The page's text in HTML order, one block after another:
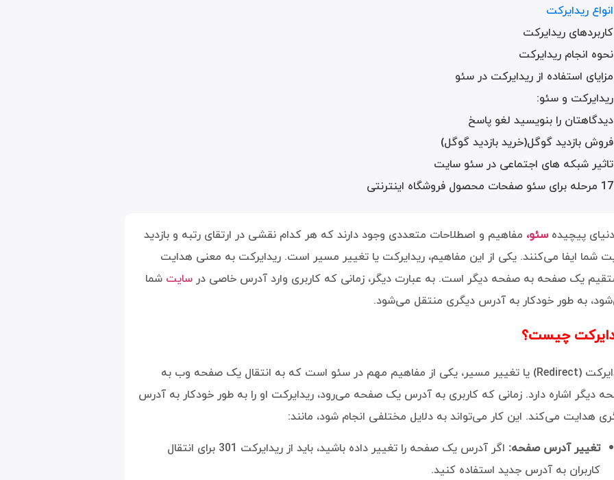
انواع ریدایرکت
کاربردهای ریدایرکت
نحوه انجام ریدایرکت
مزایای استفاده از ریدایرکت در سئو
ریدایرکت و سئو:
دیدگاهتان را بنویسید لغو پاسخ
فروش بازدید گوگل(خرید بازدید گوگل)
تاثیر شبکه های اجتماعی در سئو سایت
17 مرحله برای سئو صفحات محصول فروشگاه اینترنتی
پیچیدهسئو، مفاهیم و اصطلاحات متعددی وجود دارند که هر کدام نقشی در ارتقای رتبه و بازدید
شما ایفا می‌کنند. یکی از این مفاهیم، ریدایرکت یا تغییر مسیر است. ریدایرکت به معنی هدایت
یک صفحه به صفحه دیگر است. به عبارت دیگر، زمانی که کاربری وارد آدرس خاصی درسایت شما
به طور خودکار به آدرس دیگری منتقل می‌شود.
چیست؟
ریدایرکت (Redirect) یا تغییر مسیر، یکی از مفاهیم مهم در سئو است که به انتقال یک صفحه وب به
دیگر اشاره دارد. زمانی که کاربری به آدرس یک صفحه می‌رود، ریدایرکت او را به طور خودکار به آدرس
هدایت می‌کند. این کار می‌تواند به دلایل مختلفی انجام شود، مانند:
تغییر آدرس صفحه:
اگر آدرس یک صفحه را تغییر داده باشید، باید از ریدایرکت 301 برای انتقال
کاربران به آدرس جدید استفاده کنید.